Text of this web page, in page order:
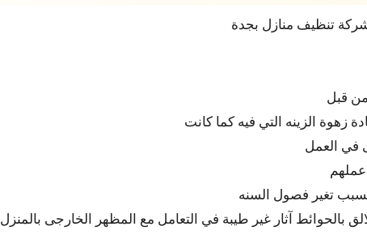
قبل
زهوة الزينه التي فيه كما كانت
في العمل
عملهم
بسبب تغير فصول السنه
بالحوائط آثار غير طيبة في التعامل مع المظهر الخارجى بالمنزل